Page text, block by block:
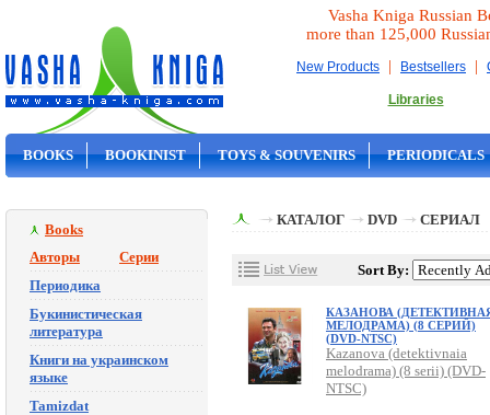
Vasha Kniga Russian
more than 125,000
New Products | Bestsellers |
Libraries
BOOKS BOOKINIST TOYS & SOUVENIRS PERIODICALS
Books
Авторы
Серии
Периодика
Букинистическая
литература
Книги на украинском
языке
Tamizdat
КАТАЛОГ DVD СЕРИАЛ
Sort By:
КАЗАНОВА
МЕЛОДРАМА) (8 СЕРИЙ)
(DVD-NTSC)
Kazanova (detektivnaia
melodrama) (8 serii) (DVD-
NTSC)